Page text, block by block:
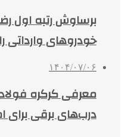
برساوش رتبه اول
خودروهای
۱۴۰۴/۰۷/۰۶
درب‌های برقی برای